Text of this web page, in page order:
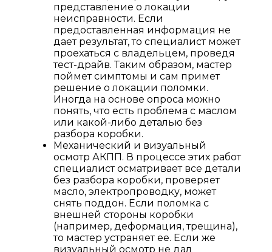
представление о локации
неисправности. Если
предоставленная информация не
дает результат, то специалист может
проехаться с владельцем, проведя
тест-драйв. Таким образом, мастер
поймет симптомы и сам примет
решение о локации поломки.
Иногда на основе опроса можно
понять, что есть проблема с маслом
или какой-либо деталью без
разбора коробки.
Механический и визуальный
осмотр АКПП. В процессе этих работ
специалист осматривает все детали
без разбора коробки, проверяет
масло, электропроводку, может
снять поддон. Если поломка с
внешней стороны коробки
(например, деформация, трещина),
то мастер устраняет ее. Если же
визуальный осмотр не дал